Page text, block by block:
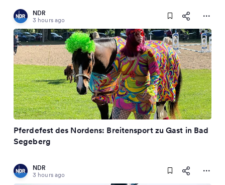
NDR
3 hours ago
Pferdefest des Nordens: Breitensport zu Gast in Bad
Segeberg
NDR
3 hours ago